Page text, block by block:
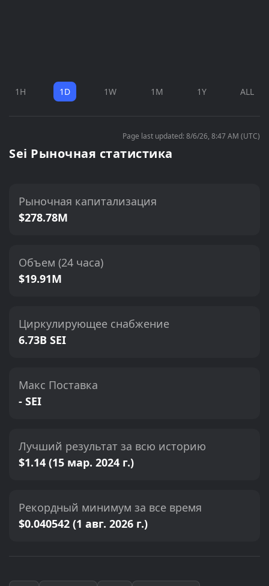
1H 1D 1W 1M 1Y ALL
Page last updated: 8/6/26, 8:47 AM (UTC)
Sei Рыночная статистика
Рыночная капитализация
$278.78M
Объем (24 часа)
$19.91M
Циркулирующее снабжение
6.73B SEI
Макс Поставка
- SEI
Лучший результат за всю историю
$1.14 (15 мар. 2024 г.)
Рекордный минимум за все время
$0.040542 (1 авг. 2026 г.)